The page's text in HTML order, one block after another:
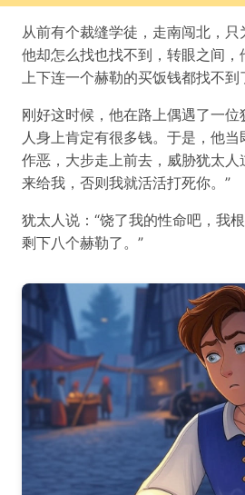
从前有个裁缝学徒，走南闯北，
他却怎么找也找不到，转眼之间
上下连一个赫勒的买饭钱都找不到
刚好这时候，他在路上偶遇了一
人身上肯定有很多钱。于是，他
作恶，大步走上前去，威胁犹太人
来给我，否则我就活活打死你。”
犹太人说：“饶了我的性命吧，我
剩下八个赫勒了。”